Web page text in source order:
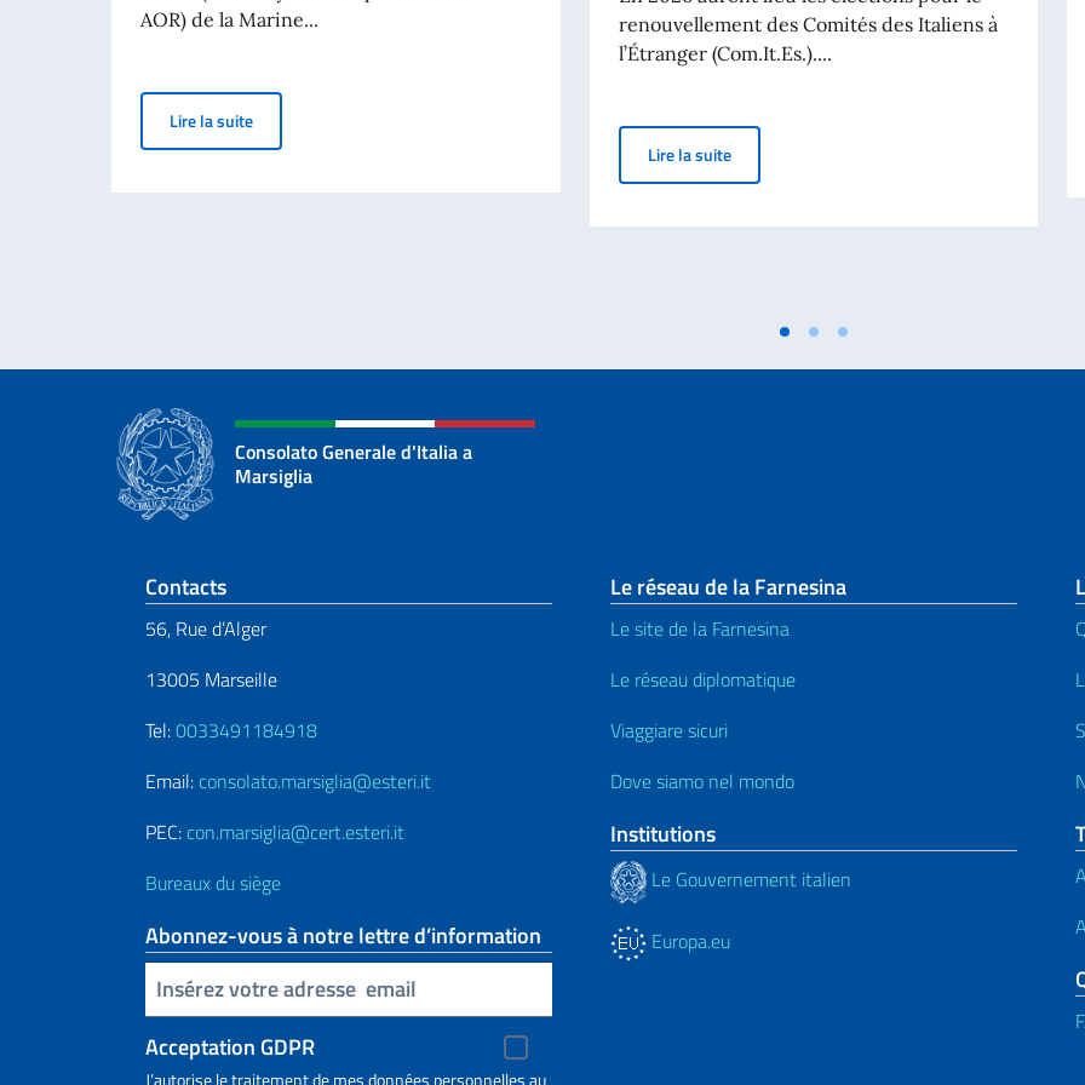
AOR) de la Marine...
Lire la suiteMARINE ITALIENNE: LE NAVIRE ETNA EN ESCALE AU PORT DE LA PALLICE
renouvellement des Comités des Italiens à
l’Étranger (Com.It.Es.)....
Lire la suiteÉlections pour le renouvellement des Comités
Consolato Generale d'Italia a
Marsiglia
Section de pied de page
Contacts
56, Rue d’Alger
13005 Marseille
Tel:0033491184918
Email: consolato.marsiglia@esteri.it
PEC: con.marsiglia@cert.esteri.it
Bureaux du siège
Abonnez-vous à notre lettre d’information
Insert your email
Acceptation GDPR
J’autorise le traitement de mes données personnelles au
Le réseau de la Farnesina
Le site de la Farnesina
Le réseau diplomatique
Viaggiare sicuri
Dove siamo nel mondo
Institutions
Le Gouvernement italien
Europa.eu